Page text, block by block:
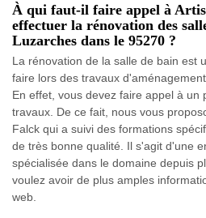
À qui faut-il faire appel à
effectuer la rénovation des
Luzarches dans le 95270 ?
La rénovation de la salle de bain est
faire lors des travaux
En effet, vous devez faire appel à un
travaux. De ce fait, nous vous
Falck qui a suivi des formations
de très bonne qualité. Il s'agit d'une
spécialisée dans le domaine depuis
voulez avoir de plus amples
web.